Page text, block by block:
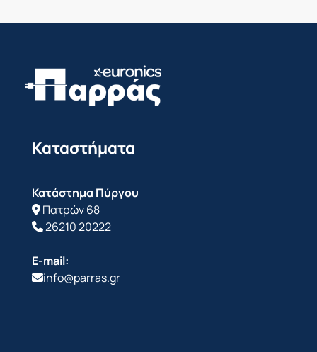
Καταστήματα
Κατάστημα Πύργου
Πατρών 68
26210 20222
E-mail:
info@parras.gr